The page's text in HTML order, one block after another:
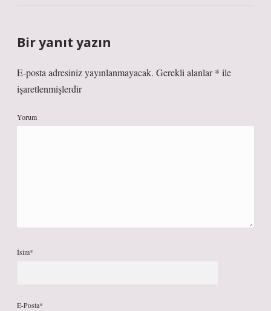
Bir yanıt yazın
E-posta adresiniz yayınlanmayacak. Gerekli alanlar* ile
işaretlenmişlerdir
Yorum
İsim*
E-Posta*